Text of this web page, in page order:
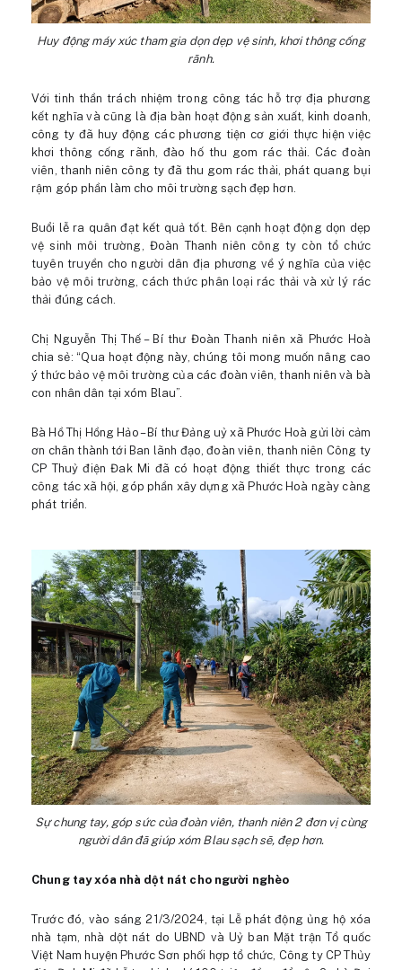
Huy động máy xúc tham gia dọn dẹp vệ sinh, khơi thông cống
rãnh.
Với tinh thần trách nhiệm trong công tác hỗ trợ địa phương
kết nghĩa và cũng là địa bàn hoạt động sản xuất, kinh doanh,
công ty đã huy động các phương tiện cơ giới thực hiện việc
khơi thông cống rãnh, đào hố thu gom rác thải. Các đoàn
viên, thanh niên công ty đã thu gom rác thải, phát quang bụi
rậm góp phần làm cho môi trường sạch đẹp hơn.
Buổi lễ ra quân đạt kết quả tốt. Bên cạnh hoạt động dọn dẹp
vệ sinh môi trường, Đoàn Thanh niên công ty còn tổ chức
tuyên truyền cho người dân địa phương về ý nghĩa của việc
bảo vệ môi trường, cách thức phân loại rác thải và xử lý rác
thải đúng cách.
Chị Nguyễn Thị Thế – Bí thư Đoàn Thanh niên xã Phước Hoà
chia sẻ: “Qua hoạt động này, chúng tôi mong muốn nâng cao
ý thức bảo vệ môi trường của các đoàn viên, thanh niên và bà
con nhân dân tại xóm Blau”.
Bà Hồ Thị Hồng Hảo – Bí thư Đảng uỷ xã Phước Hoà gửi lời cảm
ơn chân thành tới Ban lãnh đạo, đoàn viên, thanh niên Công ty
CP Thuỷ điện Đak Mi đã có hoạt động thiết thực trong các
công tác xã hội, góp phần xây dựng xã Phước Hoà ngày càng
phát triển.
Sự chung tay, góp sức của đoàn viên, thanh niên 2 đơn vị cùng
người dân đã giúp xóm Blau sạch sẽ, đẹp hơn.
Chung tay xóa nhà dột nát cho người nghèo
Trước đó, vào sáng 21/3/2024, tại Lễ phát động ủng hộ xóa
nhà tạm, nhà dột nát do UBND và Uỷ ban Mặt trận Tổ quốc
Việt Nam huyện Phước Sơn phối hợp tổ chức, Công ty CP Thủy